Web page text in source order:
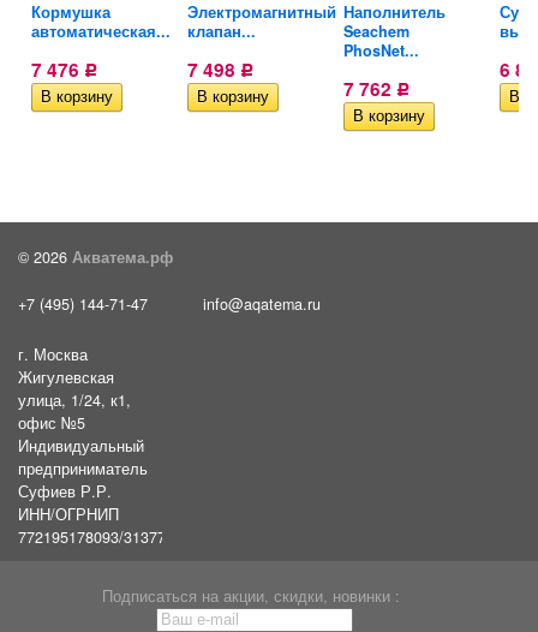
Кормушка
автоматическая...
7 476 Р
Электромагнитный
клапан...
7 498 Р
Наполнитель
Seachem
PhosNet...
7 762 Р
6
© 2026 Акватема.рф
+7 (495) 144-71-47 info@aqatema.ru
г. Москва
Жигулевская
улица, 1/24, к1,
офис №5
Индивидуальный
предприниматель
Суфиев Р.Р.
ИНН/ОГРНИП
772195178093/31377461610054
Подписаться на акции, скидки, новинки :